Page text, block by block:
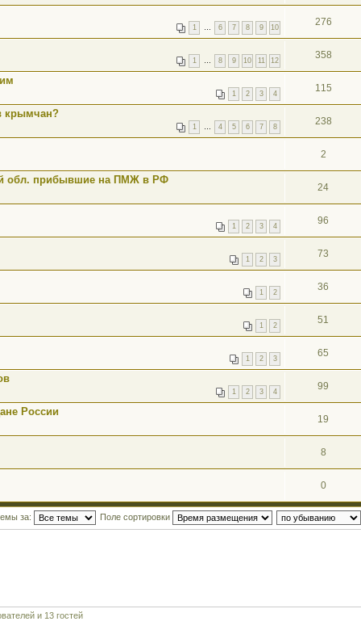
1 … 6 7 8 9 10 276
1 … 8 9 10 11 12 358
1 2 3 4 115
крымчан?
1 … 4 5 6 7 8 238
2
обл. прибывшие на ПМЖ в РФ
24
1 2 3 4 96
1 2 3 73
1 2 36
1 2 51
1 2 3 65
1 2 3 4 99
России
19
8
0
за: Поле сортировки
и 13 гостей